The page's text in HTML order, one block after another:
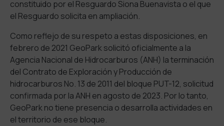
constituido por el Resguardo Siona Buenavista o el que
el Resguardo solicita en ampliación.
Como reflejo de su respeto a estas disposiciones, en
febrero de 2021 GeoPark solicitó oficialmente a la
Agencia Nacional de Hidrocarburos (ANH) la terminación
del Contrato de Exploración y Producción de
hidrocarburos No. 13 de 2011 del bloque PUT-12, solicitud
confirmada por la ANH en agosto de 2023. Por lo tanto,
GeoPark no tiene presencia o desarrolla actividades en
el territorio de ese bloque.